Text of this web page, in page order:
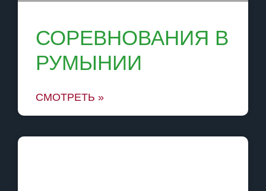
СОРЕВНОВАНИЯ В
РУМЫНИИ
СМОТРЕТЬ »